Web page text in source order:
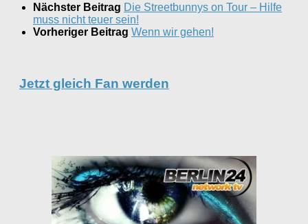
Nächster Beitrag Die Streetbunnys on Tour – Hilfe
muss nicht teuer sein!
Vorheriger Beitrag Wenn wir gehen!
Jetzt gleich Fan werden